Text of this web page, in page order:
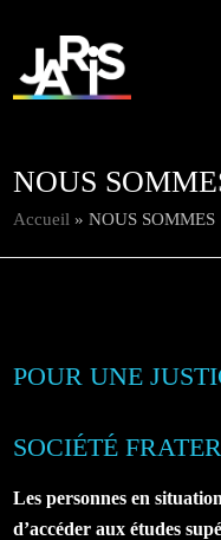
NOUS
Accueil »NOUS SOMMES
POUR UNE
SOCIÉTÉ
Les personnes en
d’accéder aux études